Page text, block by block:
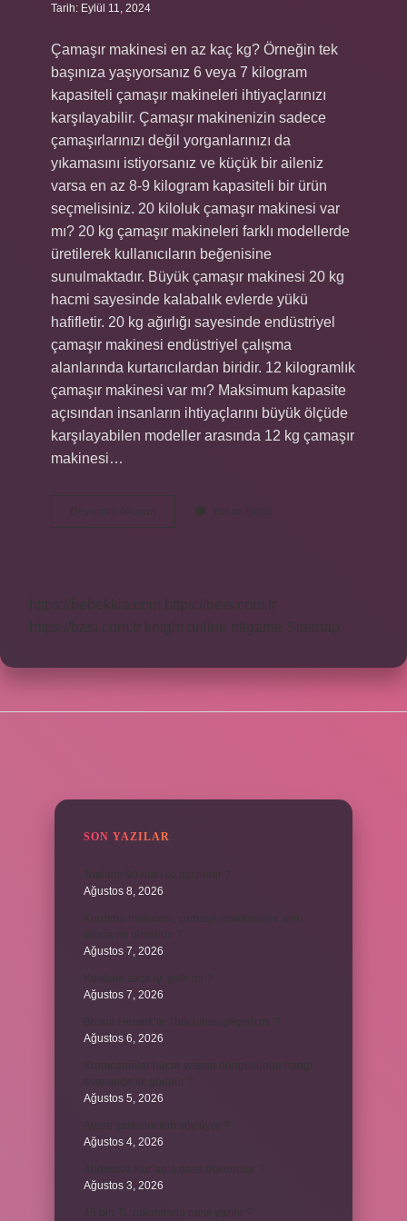
Tarih: Eylül 11, 2024
Çamaşır makinesi en az kaç kg? Örneğin tek
başınıza yaşıyorsanız 6 veya 7 kilogram
kapasiteli çamaşır makineleri ihtiyaçlarınızı
karşılayabilir. Çamaşır makinenizin sadece
çamaşırlarınızı değil yorganlarınızı da
yıkamasını istiyorsanız ve küçük bir aileniz
varsa en az 8-9 kilogram kapasiteli bir ürün
seçmelisiniz. 20 kiloluk çamaşır makinesi var
mı? 20 kg çamaşır makineleri farklı modellerde
üretilerek kullanıcıların beğenisine
sunulmaktadır. Büyük çamaşır makinesi 20 kg
hacmi sayesinde kalabalık evlerde yükü
hafifletir. 20 kg ağırlığı sayesinde endüstriyel
çamaşır makinesi endüstriyel çalışma
alanlarında kurtarıcılardan biridir. 12 kilogramlık
çamaşır makinesi var mı? Maksimum kapasite
açısından insanların ihtiyaçlarını büyük ölçüde
karşılayabilen modeller arasında 12 kg çamaşır
makinesi…
Devamını okuyun
Kiloluk
Yorum Bırak
https://bebekkia.com
https://beis.com.tr
https://basi.com.tr
knight online nttgame Sitemap
SON YAZILAR
Ağustos 8, 2026
Ağustos 7, 2026
Ağustos 7, 2026
Ağustos 6, 2026
Ağustos 5, 2026
Ağustos 4, 2026
Ağustos 3, 2026